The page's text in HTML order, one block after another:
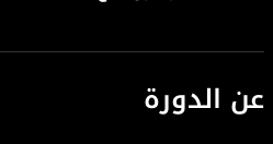
عن الدورة